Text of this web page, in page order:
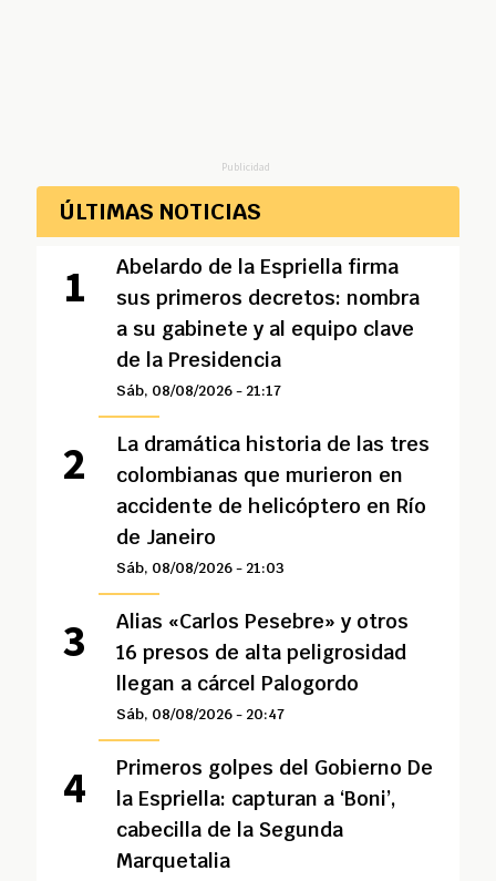
Publicidad
ÚLTIMAS NOTICIAS
Abelardo de la Espriella firma
sus primeros decretos: nombra
a su gabinete y al equipo clave
de la Presidencia
Sáb, 08/08/2026 - 21:17
La dramática historia de las tres
colombianas que murieron en
accidente de helicóptero en Río
de Janeiro
Sáb, 08/08/2026 - 21:03
Alias «Carlos Pesebre» y otros
16 presos de alta peligrosidad
llegan a cárcel Palogordo
Sáb, 08/08/2026 - 20:47
Primeros golpes del Gobierno De
la Espriella: capturan a ‘Boni’,
cabecilla de la Segunda
Marquetalia